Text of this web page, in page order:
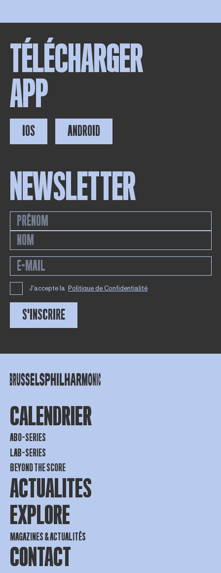
TÉLÉCHARGER
APP
IOS ANDROID
NEWSLETTER
J'accepte la Politique de Confidentialité
S'INSCRIRE
CALENDRIER
ABO-SERIES
LAB-SERIES
BEYOND THE SCORE
ACTUALITES
EXPLORE
MAGAZINES & ACTUALITÉS
CONTACT